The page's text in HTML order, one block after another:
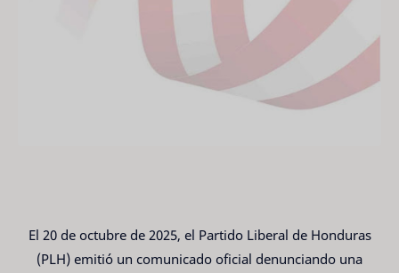
El 20 de octubre de 2025, el Partido Liberal de Honduras
(PLH) emitió un comunicado oficial denunciando una